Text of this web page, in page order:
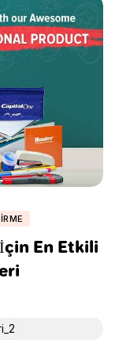
En Etkili